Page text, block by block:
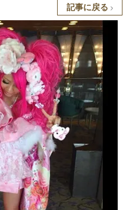
記事に戻る